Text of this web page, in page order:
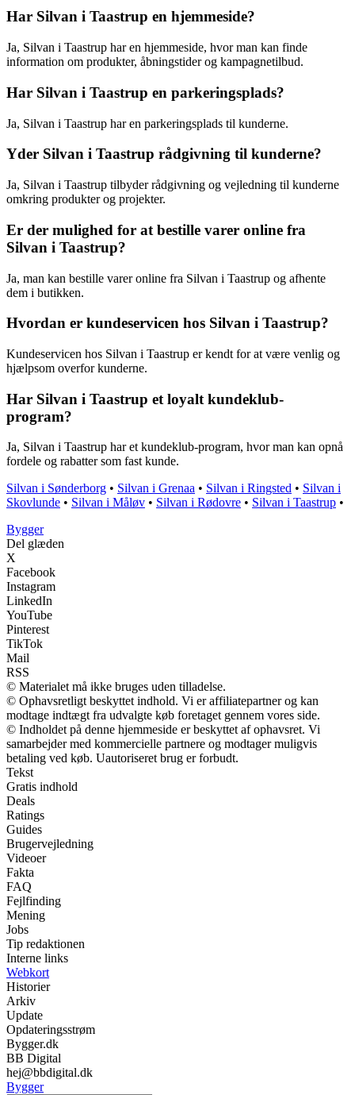
Har Silvan i Taastrup en hjemmeside?
Ja, Silvan i Taastrup har en hjemmeside, hvor man kan finde
information om produkter, åbningstider og kampagnetilbud.
Har Silvan i Taastrup en parkeringsplads?
Ja, Silvan i Taastrup har en parkeringsplads til kunderne.
Yder Silvan i Taastrup rådgivning til kunderne?
Ja, Silvan i Taastrup tilbyder rådgivning og vejledning til kunderne
omkring produkter og projekter.
Er der mulighed for at bestille varer online fra
Silvan i Taastrup?
Ja, man kan bestille varer online fra Silvan i Taastrup og afhente
dem i butikken.
Hvordan er kundeservicen hos Silvan i Taastrup?
Kundeservicen hos Silvan i Taastrup er kendt for at være venlig og
hjælpsom overfor kunderne.
Har Silvan i Taastrup et loyalt kundeklub-
program?
Ja, Silvan i Taastrup har et kundeklub-program, hvor man kan opnå
fordele og rabatter som fast kunde.
Silvan i Sønderborg • Silvan i Grenaa • Silvan i Ringsted • Silvan i
Skovlunde • Silvan i Måløv • Silvan i Rødovre • Silvan i Taastrup •
Bygger
Del glæden
X
Facebook
Instagram
LinkedIn
YouTube
Pinterest
TikTok
Mail
RSS
© Materialet må ikke bruges uden tilladelse.
© Ophavsretligt beskyttet indhold. Vi er affiliatepartner og kan
modtage indtægt fra udvalgte køb foretaget gennem vores side.
© Indholdet på denne hjemmeside er beskyttet af ophavsret. Vi
samarbejder med kommercielle partnere og modtager muligvis
betaling ved køb. Uautoriseret brug er forbudt.
Tekst
Gratis indhold
Deals
Ratings
Guides
Brugervejledning
Videoer
Fakta
FAQ
Fejlfinding
Mening
Jobs
Tip redaktionen
Interne links
Webkort
Historier
Arkiv
Update
Opdateringsstrøm
Bygger.dk
BB Digital
hej@bbdigital.dk
Bygger